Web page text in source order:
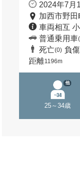
2024年7月
加西市野
車両相互
普通乗用車
死亡(0) 負傷
距離1196m
25～34歳
他